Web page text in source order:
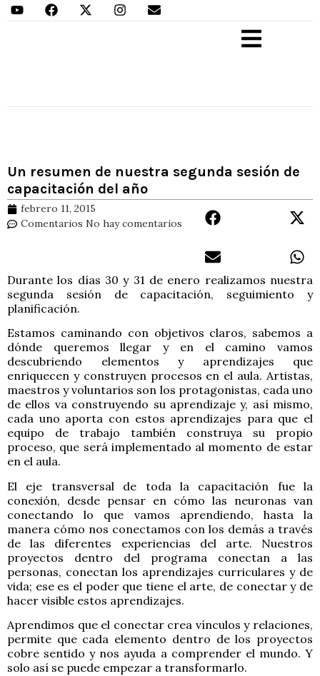
Un resumen de nuestra segunda sesión de
capacitación del año
febrero 11, 2015
Comentarios No hay comentarios
Durante los días 30 y 31 de enero realizamos nuestra
segunda sesión de capacitación, seguimiento y
planificación.
Estamos caminando con objetivos claros, sabemos a
dónde queremos llegar y en el camino vamos
descubriendo elementos y aprendizajes que
enriquecen y construyen procesos en el aula. Artistas,
maestros y voluntarios son los protagonistas, cada uno
de ellos va construyendo su aprendizaje y, así mismo,
cada uno aporta con estos aprendizajes para que el
equipo de trabajo también construya su propio
proceso, que será implementado al momento de estar
en el aula.
El eje transversal de toda la capacitación fue la
conexión, desde pensar en cómo las neuronas van
conectando lo que vamos aprendiendo, hasta la
manera cómo nos conectamos con los demás a través
de las diferentes experiencias del arte. Nuestros
proyectos dentro del programa conectan a las
personas, conectan los aprendizajes curriculares y de
vida; ese es el poder que tiene el arte, de conectar y de
hacer visible estos aprendizajes.
Aprendimos que el conectar crea vínculos y relaciones,
permite que cada elemento dentro de los proyectos
cobre sentido y nos ayuda a comprender el mundo. Y
solo así se puede empezar a transformarlo.